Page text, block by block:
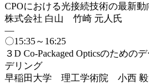
CPOにおける光接続技術の最新動
株式会社 白山 竹崎 元人氏
—
〇15:35～16:25
３D Co-Packaged Opticsのための
デリング
早稲田大学 理工学術院 小西 毅